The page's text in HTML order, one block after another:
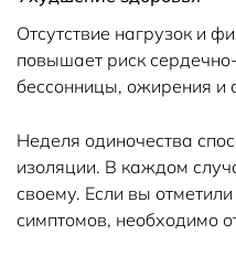
Отсутствие нагрузок и
повышает риск
бессонницы, ожирения и
Неделя одиночества
изоляции. В каждом
своему. Если вы
симптомов, необходимо